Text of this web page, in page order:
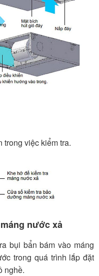
việc kiểm tra.
nước xả
bụi bẩn bám vào máng
trong quá trình lắp đặt
nghề.